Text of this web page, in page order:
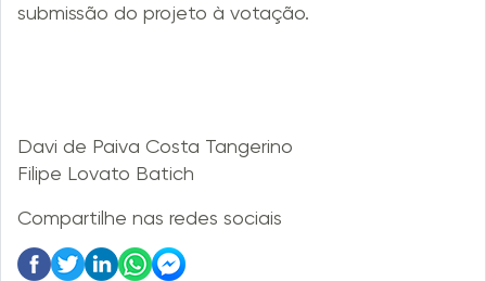
submissão do projeto à votação.
Davi de Paiva Costa Tangerino
Filipe Lovato Batich
Compartilhe nas redes sociais